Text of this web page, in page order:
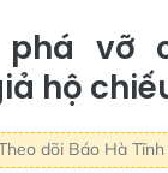
phá vỡ
hộ
dõi Báo Hà